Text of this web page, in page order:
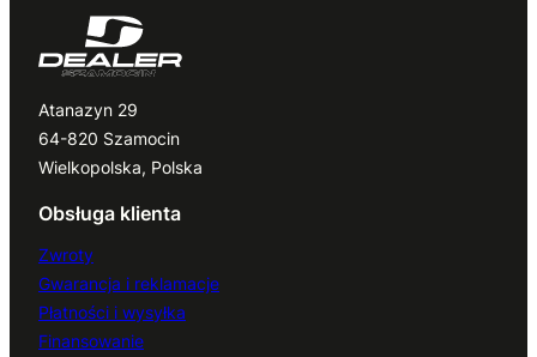
Atanazyn 29
64-820 Szamocin
Wielkopolska, Polska
Obsługa klienta
Zwroty
Gwarancja i reklamacje
Płatności i wysyłka
Finansowanie